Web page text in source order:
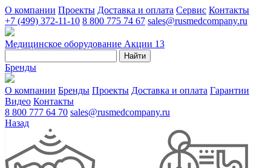
О компании Проекты Доставка и оплата Сервис Контакты
+7 (499) 372-11-10 8 800 775 74 67 sales@rusmedcompany.ru
Медицинское оборудование Акции 13
Найти
Бренды
О компании Бренды Проекты Доставка и оплата Гарантии
Видео Контакты
8 800 777 64 70 sales@rusmedcompany.ru
Назад